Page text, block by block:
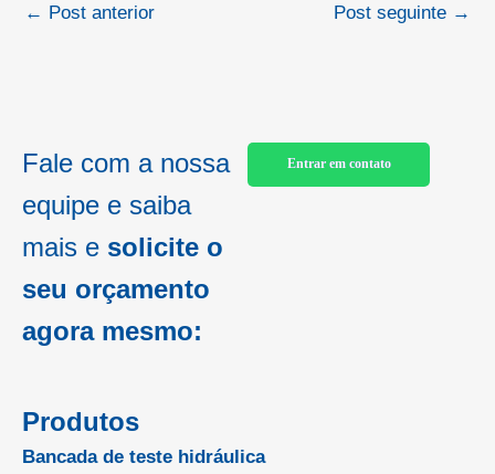
← Post anterior Post seguinte →
Fale com a nossa
equipe e saiba
mais e solicite o
seu orçamento
agora mesmo:
Entrar em contato
Produtos
Bancada de teste hidráulica